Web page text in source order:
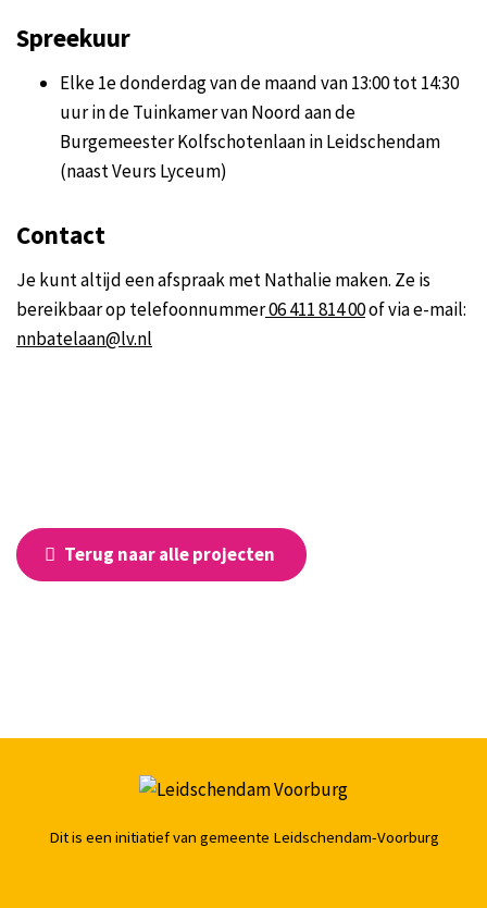
Spreekuur
Elke 1e donderdag van de maand van 13:00 tot 14:30
uur in de Tuinkamer van Noord aan de
Burgemeester Kolfschotenlaan in Leidschendam
(naast Veurs Lyceum)
Contact
Je kunt altijd een afspraak met Nathalie maken. Ze is
bereikbaar op telefoonnummer06 411 814 00of via e-mail:
nnbatelaan@lv.nl
Terug naar alle projecten
Dit is een initiatief van gemeente Leidschendam-Voorburg